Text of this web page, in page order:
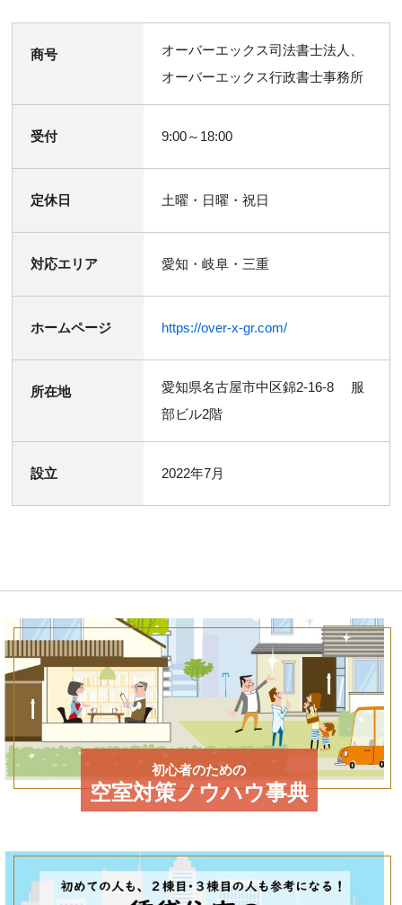
商号
オーバーエックス司法書士法人、
オーバーエックス行政書士事務所
受付 9:00～18:00
定休日 土曜・日曜・祝日
対応エリア 愛知・岐阜・三重
ホームページ https://over-x-gr.com/
所在地
愛知県名古屋市中区錦2-16-8 服
部ビル2階
設立 2022年7月
初心者のための
空室対策ノウハウ事典